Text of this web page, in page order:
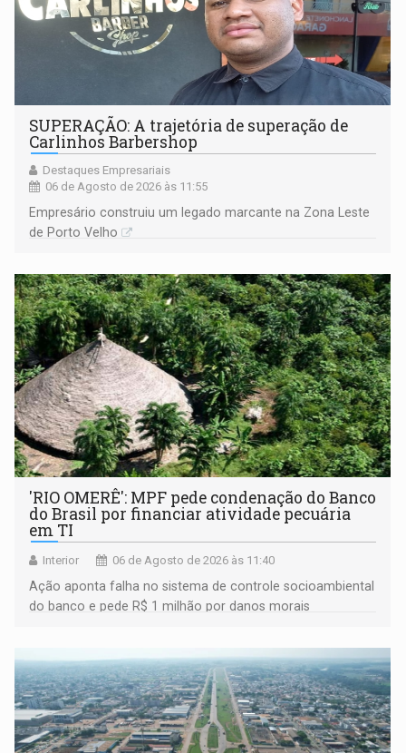
SUPERAÇÃO: A trajetória de superação de
Carlinhos Barbershop
Destaques Empresariais
06 de Agosto de 2026 às 11:55
Empresário construiu um legado marcante na Zona Leste
de Porto Velho
'RIO OMERÊ': MPF pede condenação do Banco
do Brasil por financiar atividade pecuária
em TI
Interior 06 de Agosto de 2026 às 11:40
Ação aponta falha no sistema de controle socioambiental
do banco e pede R$ 1 milhão por danos morais